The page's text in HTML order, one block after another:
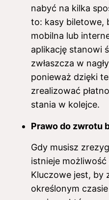
nabyć na kilka
to: kasy biletowe,
mobilna lub
aplikację stanowi
zwłaszcza w
ponieważ dzięki
zrealizować
stania w kolejce.
Prawo do zwrotu
Gdy musisz
istnieje
Kluczowe jest, by
określonym